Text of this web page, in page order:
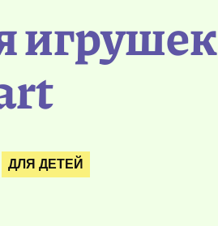
игрушек
ДЛЯ ДЕТЕЙ